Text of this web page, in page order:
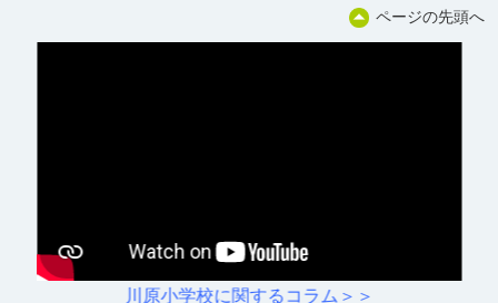
ページの先頭へ
川原小学校に関するコラム＞＞